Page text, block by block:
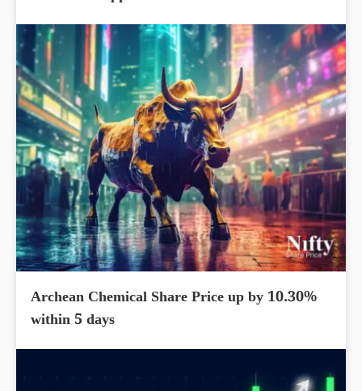
Archean Chemical Share Price up by 10.30%
within 5 days